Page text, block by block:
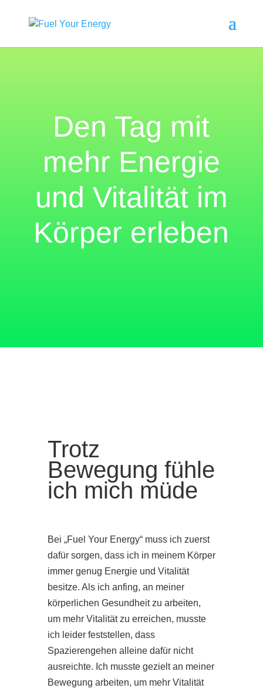
Den Tag mit
mehr Energie
und Vitalität im
Körper erleben
Trotz
Bewegung fühle
ich mich müde
Bei „Fuel Your Energy“ muss ich zuerst
dafür sorgen, dass ich in meinem Körper
immer genug Energie und Vitalität
besitze. Als ich anfing, an meiner
körperlichen Gesundheit zu arbeiten,
um mehr Vitalität zu erreichen, musste
ich leider feststellen, dass
Spazierengehen alleine dafür nicht
ausreichte. Ich musste gezielt an meiner
Bewegung arbeiten, um mehr Vitalität